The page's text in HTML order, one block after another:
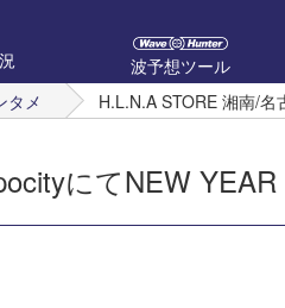
波予想ツール
タメ H.L.N.A STORE 湘南/
にてNEW